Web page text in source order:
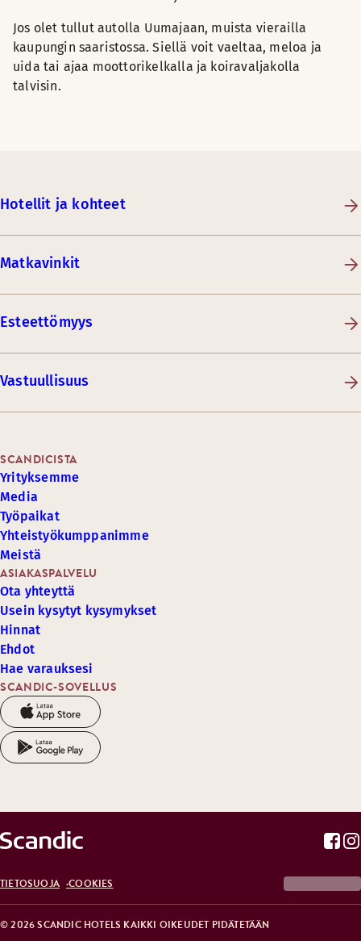
Jos olet tullut autolla Uumajaan, muista vierailla
kaupungin saaristossa. Siellä voit vaeltaa, meloa ja
uida tai ajaa moottorikelkalla ja koiravaljakolla
talvisin.
Hotellit ja kohteet
Matkavinkit
Esteettömyys
Vastuullisuus
SCANDIC-SOVELLUS
ASIAKASPALVELU
Ota yhteyttä
Usein kysytyt kysymykset
Hinnat
Ehdot
Hae varauksesi
SCANDICISTA
Yrityksemme
Media
Työpaikat
Yhteistyökumppanimme
Meistä
© 2026 SCANDIC HOTELS KAIKKI OIKEUDET PIDÄTETÄÄN
TIETOSUOJA COOKIES